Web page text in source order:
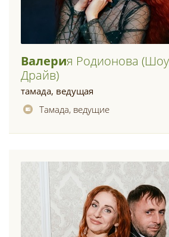
ВалериЯ Родионова
Драйв)
тамада, ведущая
Тамада, ведущие